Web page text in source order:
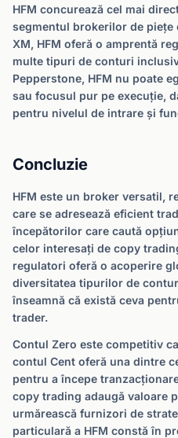
HFM concurează cel mai
segmentul brokerilor de piețe
XM, HFM oferă o amprentă
multe tipuri de conturi
Pepperstone, HFM nu poate
sau focusul pur pe execuție,
pentru nivelul de intrare și
Concluzie
HFM este un broker versatil,
care se adresează eficient
începătorilor care caută
celor interesați de copy
regulatori oferă o acoperire
diversitatea tipurilor de
înseamnă că există ceva
trader.
Contul Zero este competitiv
contul Cent oferă una dintre
pentru a începe
copy trading adaugă valoare
urmărească furnizori de
particulară a HFM constă în